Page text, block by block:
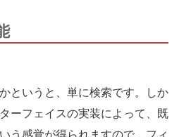
というと、単に検索です。しか
ーフェイスの実装によって、既
う感覚が得られますので、フィ